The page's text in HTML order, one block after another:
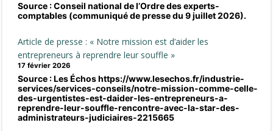
Source : Conseil national de l’Ordre des experts-
comptables (communiqué de presse du 9 juillet 2026).
Article de presse : « Notre mission est d’aider les
entrepreneurs à reprendre leur souffle »
17 février 2026
Source : Les Échos https://www.lesechos.fr/industrie-
services/services-conseils/notre-mission-comme-celle-
des-urgentistes-est-daider-les-entrepreneurs-a-
reprendre-leur-souffle-rencontre-avec-la-star-des-
administrateurs-judiciaires-2215665